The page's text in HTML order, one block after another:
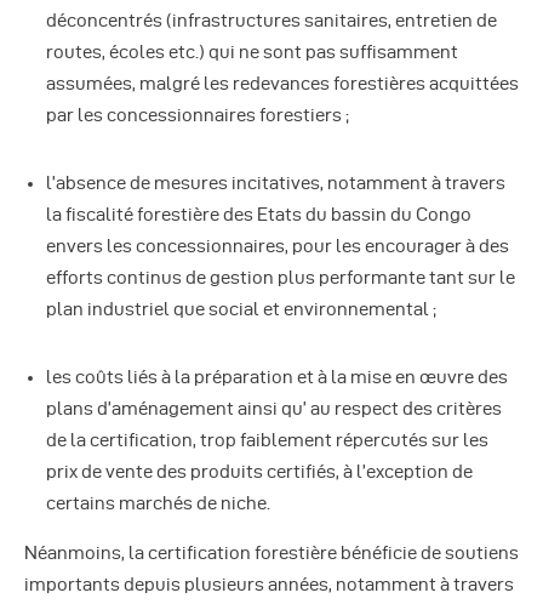
déconcentrés (infrastructures sanitaires, entretien de
routes, écoles etc.) qui ne sont pas suffisamment
assumées, malgré les redevances forestières acquittées
par les concessionnaires forestiers ;
l’absence de mesures incitatives, notamment à travers
la fiscalité forestière des Etats du bassin du Congo
envers les concessionnaires, pour les encourager à des
efforts continus de gestion plus performante tant sur le
plan industriel que social et environnemental ;
les coûts liés à la préparation et à la mise en œuvre des
plans d’aménagement ainsi qu’ au respect des critères
de la certification, trop faiblement répercutés sur les
prix de vente des produits certifiés, à l’exception de
certains marchés de niche.
Néanmoins, la certification forestière bénéficie de soutiens
importants depuis plusieurs années, notamment à travers